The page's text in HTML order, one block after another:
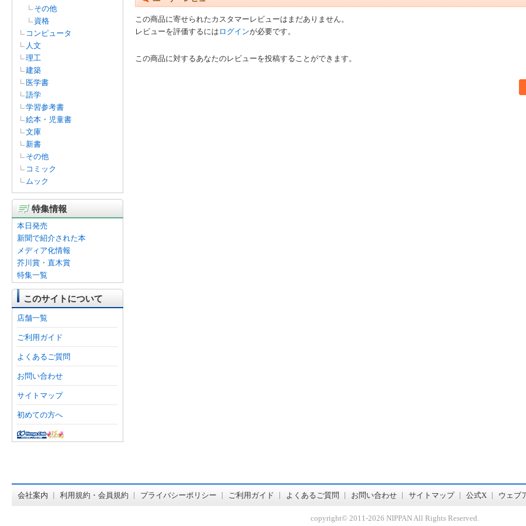
その他
資格
コンピュータ
人文
理工
建築
医学書
語学
学習参考書
絵本・児童書
文庫
新書
その他
コミック
ムック
特集情報
本日発売
新聞で紹介された本
メディア化情報
芥川賞・直木賞
特集一覧
このサイトについて
店舗一覧
ご利用ガイド
よくあるご質問
お問い合わせ
サイトマップ
初めての方へ
この商品に寄せられたカスタマーレビューはまだありません。
レビューを評価するには ログインが必要です。
この商品に対するあなたのレビューを投稿することができます。
会社案内 利用規約・会員規約 プライバシーポリシー ご利用ガイド よくあるご質問 お問い合わせ サイトマップ 公式X ウェブ
copyright© 2011-2026 NIPPAN All Rights Reserved.